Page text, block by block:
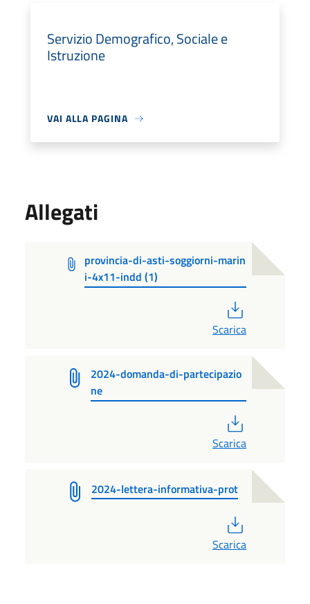
Servizio Demografico, Sociale e
Istruzione
VAI ALLA PAGINA
Allegati
provincia-di-asti-soggiorni-marin
i-4x11-indd (1)
Scarica
2024-domanda-di-partecipazio
ne
Scarica
2024-lettera-informativa-prot
Scarica